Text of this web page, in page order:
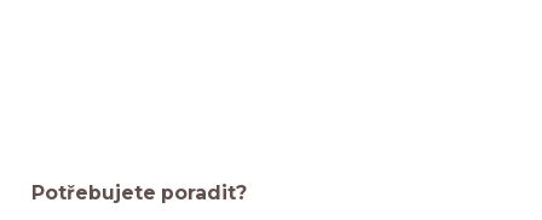
Potřebujete poradit?